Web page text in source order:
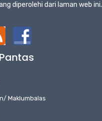
diperolehi dari laman web ini.
Maklumbalas